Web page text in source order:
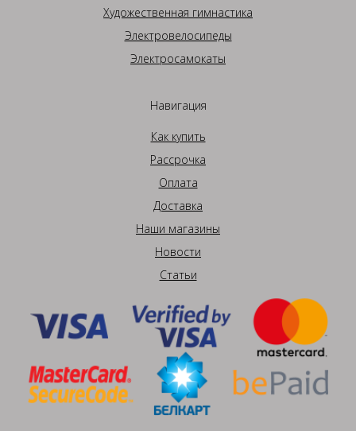
Художественная гимнастика
Электровелосипеды
Электросамокаты
Навигация
Как купить
Рассрочка
Оплата
Доставка
Наши магазины
Новости
Статьи